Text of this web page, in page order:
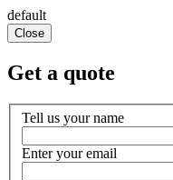
default
Close
Get a quote
Tell us your name
Enter your email